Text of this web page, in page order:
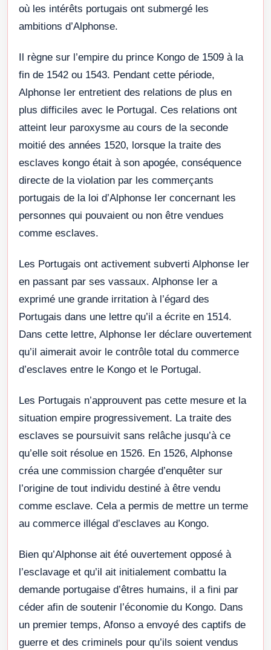
où les intérêts portugais ont submergé les
ambitions d’Alphonse.
Il règne sur l’empire du prince Kongo de 1509 à la
fin de 1542 ou 1543. Pendant cette période,
Alphonse Ier entretient des relations de plus en
plus difficiles avec le Portugal. Ces relations ont
atteint leur paroxysme au cours de la seconde
moitié des années 1520, lorsque la traite des
esclaves kongo était à son apogée, conséquence
directe de la violation par les commerçants
portugais de la loi d’Alphonse Ier concernant les
personnes qui pouvaient ou non être vendues
comme esclaves.
Les Portugais ont activement subverti Alphonse Ier
en passant par ses vassaux. Alphonse Ier a
exprimé une grande irritation à l’égard des
Portugais dans une lettre qu’il a écrite en 1514.
Dans cette lettre, Alphonse Ier déclare ouvertement
qu’il aimerait avoir le contrôle total du commerce
d’esclaves entre le Kongo et le Portugal.
Les Portugais n’approuvent pas cette mesure et la
situation empire progressivement. La traite des
esclaves se poursuivit sans relâche jusqu’à ce
qu’elle soit résolue en 1526. En 1526, Alphonse
créa une commission chargée d’enquêter sur
l’origine de tout individu destiné à être vendu
comme esclave. Cela a permis de mettre un terme
au commerce illégal d’esclaves au Kongo.
Bien qu’Alphonse ait été ouvertement opposé à
l’esclavage et qu’il ait initialement combattu la
demande portugaise d’êtres humains, il a fini par
céder afin de soutenir l’économie du Kongo. Dans
un premier temps, Afonso a envoyé des captifs de
guerre et des criminels pour qu’ils soient vendus